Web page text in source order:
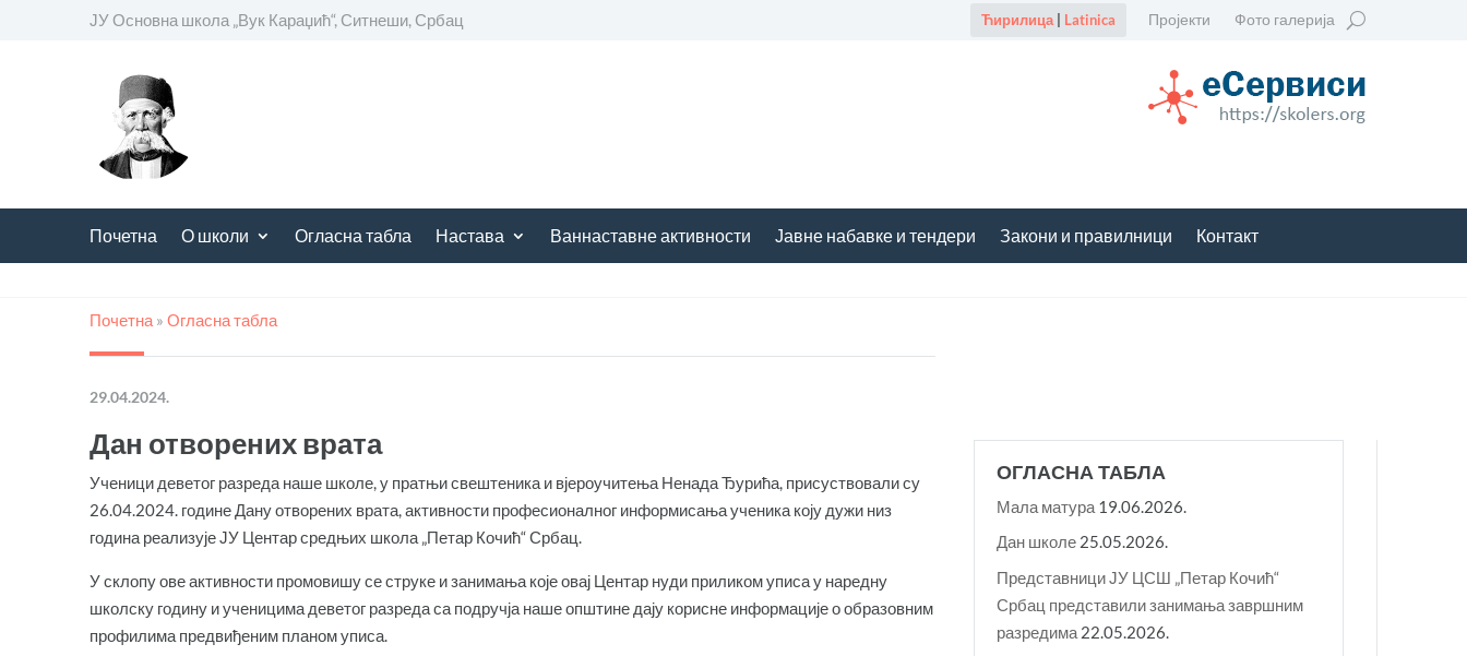
ЈУ Основна школа „Вук Караџић“, Ситнеши, Србац Пројекти Фото галерија
Ћирилица| Latinica
Почетна О школи Огласна табла Настава Ваннаставне активности Јавне набавке и тендери Закони и правилници Контакт
Почетна » Огласна табла
29.04.2024.
Дан отворених врата
Ученици деветог разреда наше школе, у пратњи свештеника и вјероучитења Ненада Ђурића, присуствовали су
26.04.2024. године Дану отворених врата, активности професионалног информисања ученика коју дужи низ
година реализује ЈУ Центар средњих школа „Петар Кочић“ Србац.
У склопу ове активности промовишу се струке и занимања које овај Центар нуди приликом уписа у наредну
школску годину и ученицима деветог разреда са подручја наше општине дају корисне информације о образовним
профилима предвиђеним планом уписа.
ОГЛАСНА ТАБЛА
Мала матура 19.06.2026.
Дан школе 25.05.2026.
Представници ЈУ ЦСШ „Петар Кочић“
Србац представили занимања завршним
разредима 22.05.2026.